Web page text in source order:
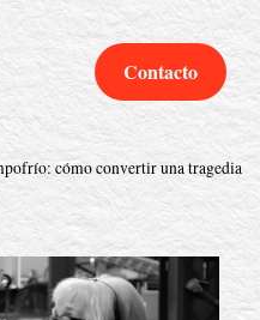
Contacto
cómo convertir una tragedia